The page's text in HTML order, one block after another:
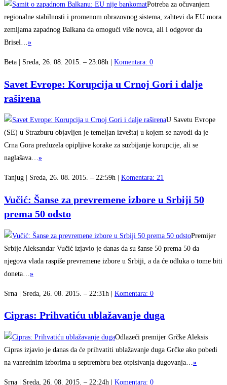
Potreba za očuvanjem
regionalne stabilnosti i promenom obrazovnog sistema, zahtevi da EU mora
zemljama zapadnog Balkana da omogući više novca, ali i odgovor da
Brisel…»
Beta | Sreda, 26. 08. 2015. – 23:08h | Komentara: 0
Savet Evrope: Korupcija u Crnoj Gori i dalje
raširena
U Savetu Evrope
(SE) u Strazburu objavljen je temeljan izveštaj u kojem se navodi da je
Crna Gora preduzela opipljive korake za suzbijanje korupcije, ali se
naglašava…»
Tanjug | Sreda, 26. 08. 2015. – 22:59h | Komentara: 21
Vučić: Šanse za prevremene izbore u Srbiji 50
prema 50 odsto
Premijer
Srbije Aleksandar Vučić izjavio je danas da su šanse 50 prema 50 da
njegova vlada raspiše prevremene izbore u Srbiji, a da će odluka o tome biti
doneta… »
Srna | Sreda, 26. 08. 2015. – 22:31h | Komentara: 0
Cipras: Prihvatiću ublažavanje duga
Odlazeći premijer Grčke Aleksis
Cipras izjavio je danas da će prihvatiti ublažavanje duga Grčke ako pobedi
na vanrednim izborima u septrembru bez otpisivanja dugovanja… »
Srna | Sreda, 26. 08. 2015. – 22:24h | Komentara: 0